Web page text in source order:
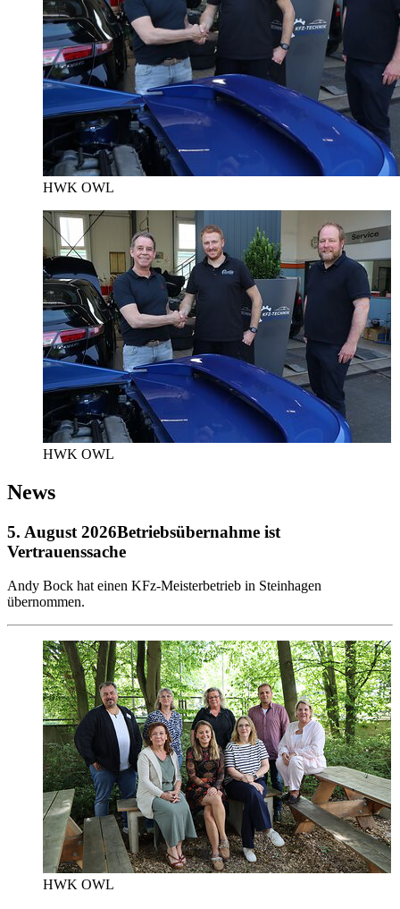
HWK OWL
HWK OWL
News
5. August 2026Betriebsübernahme ist
Vertrauenssache
Andy Bock hat einen KFz-Meisterbetrieb in Steinhagen
übernommen.
HWK OWL